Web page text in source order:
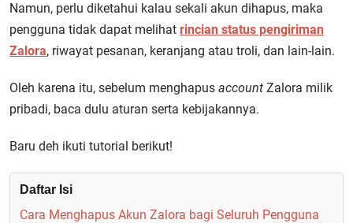
Namun, perlu diketahui kalau sekali akun dihapus, maka
pengguna tidak dapat melihat rincian status pengiriman
Zalora, riwayat pesanan, keranjang atau troli, dan lain-lain.
Oleh karena itu, sebelum menghapus account Zalora milik
pribadi, baca dulu aturan serta kebijakannya.
Baru deh ikuti tutorial berikut!
Daftar Isi
Cara Menghapus Akun Zalora bagi Seluruh Pengguna